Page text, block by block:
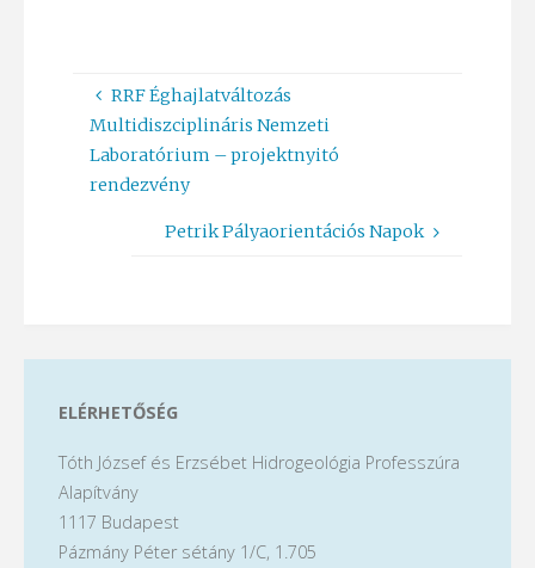
RRF Éghajlatváltozás
Multidiszciplináris Nemzeti
Laboratórium – projektnyitó
rendezvény
Petrik Pályaorientációs Napok
ELÉRHETŐSÉG
Tóth József és Erzsébet Hidrogeológia Professzúra
Alapítvány
1117 Budapest
Pázmány Péter sétány 1/C, 1.705